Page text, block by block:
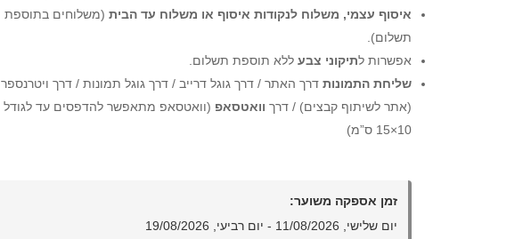
איסוף עצמי, משלוח לנקודות איסוף או משלוח עד הבית (משלוחים בתוספת
תשלום).
אפשרות לתיקוני צבע ללא תוספת תשלום.
שליחת התמונות דרך האתר / דרך גוגל דרייב / דרך גוגל תמונות / דרך ויטרנספר
(אתר לשיתוף קבצים) / דרך וואטסאפ (וואטסאפ מתאפשר להדפסים עד לגודל
10×15 ס”מ)
זמן אספקה משוער:
יום שלישי, 11/08/2026 - יום רביעי, 19/08/2026